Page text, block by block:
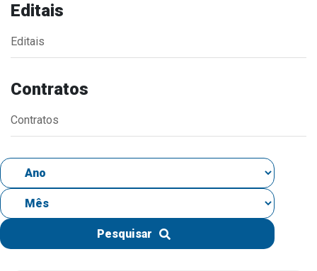
Agricultura e Meio Ambiente
Assistência Social
Obras
IPTU 2026
Nota Fiscal Eletrônica
Editais
Editais
Contratos
Contratos
Pesquisar